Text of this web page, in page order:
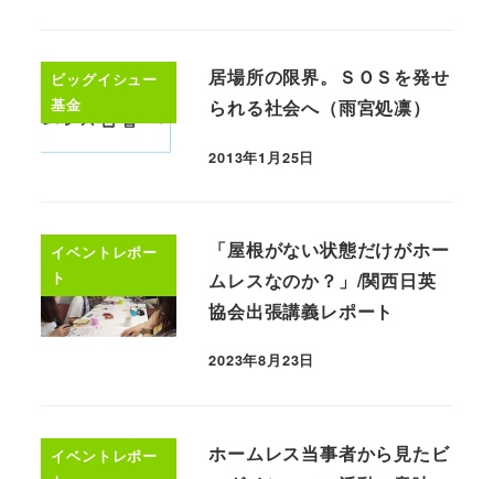
ビッグイシュー
基金
居場所の限界。ＳＯＳを発せ
られる社会へ（雨宮処凛）
2013年1月25日
イベントレポー
ト
「屋根がない状態だけがホー
ムレスなのか？」/関西日英
協会出張講義レポート
2023年8月23日
イベントレポー
ホームレス当事者から見たビ